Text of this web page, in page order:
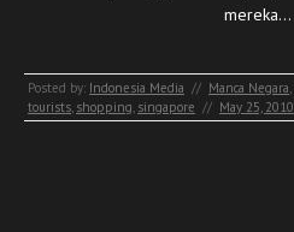
mereka…
Posted by: Indonesia Media // Manca Negara,
tourists, shopping, singapore // May 25, 2010